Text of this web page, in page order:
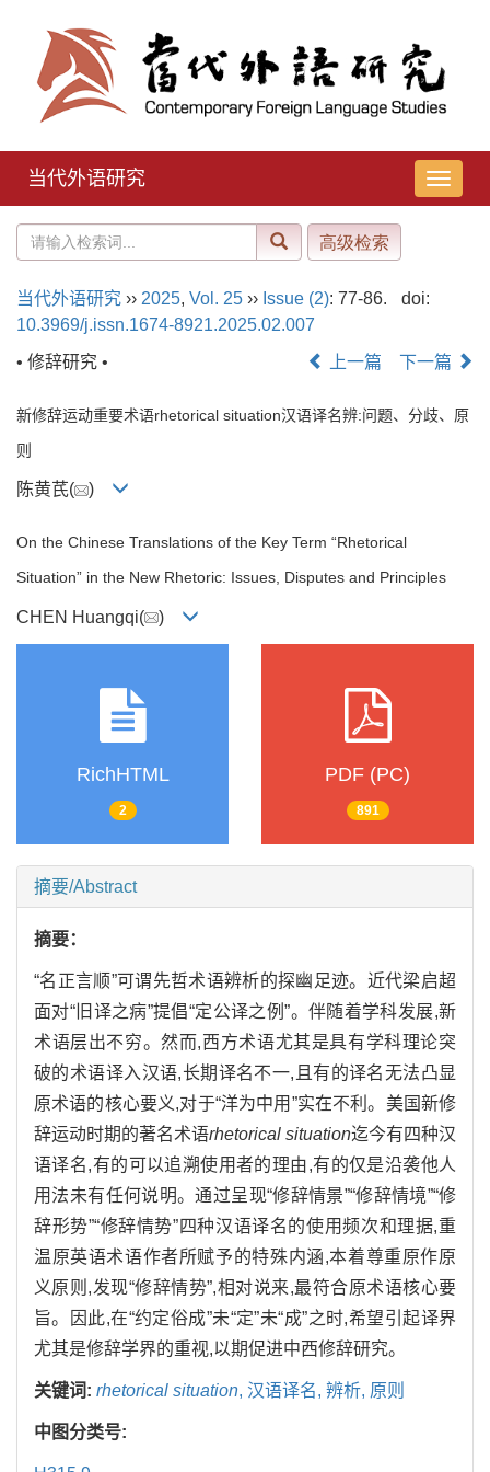
导
航
当代外语研究
当代外语研究 ›› 2025, Vol. 25 ›› Issue (2): 77-86.
doi:
10.3969/j.issn.1674-8921.2025.02.007
• 修辞研究 •
上一篇 下一篇
新修辞运动重要术语rhetorical situation汉语译名辨:问题、分歧、原
则
陈黄芪( )
On the Chinese Translations of the Key Term “Rhetorical
Situation” in the New Rhetoric: Issues, Disputes and Principles
CHEN Huangqi( )
RichHTML
2
PDF (PC)
891
摘要/Abstract
摘要：
“名正言顺”可谓先哲术语辨析的探幽足迹。近代梁启超
面对“旧译之病”提倡“定公译之例”。伴随着学科发展,新
术语层出不穷。然而,西方术语尤其是具有学科理论突
破的术语译入汉语,长期译名不一,且有的译名无法凸显
原术语的核心要义,对于“洋为中用”实在不利。美国新修
辞运动时期的著名术语rhetorical situation迄今有四种汉
语译名,有的可以追溯使用者的理由,有的仅是沿袭他人
用法未有任何说明。通过呈现“修辞情景”“修辞情境”“修
辞形势”“修辞情势”四种汉语译名的使用频次和理据,重
温原英语术语作者所赋予的特殊内涵,本着尊重原作原
义原则,发现“修辞情势”,相对说来,最符合原术语核心要
旨。因此,在“约定俗成”未“定”未“成”之时,希望引起译界
尤其是修辞学界的重视,以期促进中西修辞研究。
关键词: rhetorical situation, 汉语译名, 辨析, 原则
中图分类号: